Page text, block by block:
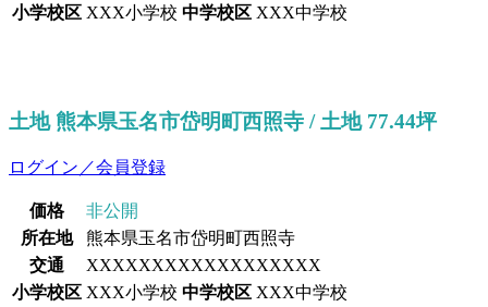
小学校区 XXX小学校 中学校区 XXX中学校
土地 熊本県玉名市岱明町西照寺 / 土地 77.44坪
ログイン／会員登録
価格
非公開
所在地
熊本県玉名市岱明町西照寺
交通
XXXXXXXXXXXXXXXXXX
小学校区 XXX小学校 中学校区 XXX中学校